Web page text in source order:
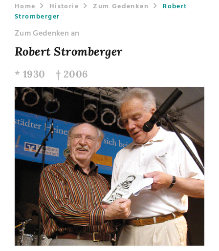
Home Historie Zum Gedenken
Robert
Stromberger
Zum Gedenken an
Robert Stromberger
* 1930 † 2006